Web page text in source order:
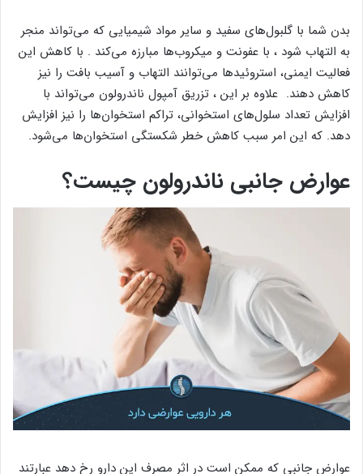
بدن شما با گلبول‌های سفید و سایر مواد شیمیایی که می‌تواند منجر
به التهاب شود ، با عفونت و میکروب‌‌ها مبارزه می‌کند . با کاهش این
فعالیت ایمنی، استروئیدها می‌توانند التهاب و آسیب بافت را نیز
کاهش دهند. علاوه بر این ، تزریق آمپول ناندرولون می‌تواند با
افزایش تعداد سلول‌های استخوانی، تراکم استخوان‌ها را نیز افزایش
دهد. که این امر سبب کاهش خطر شکستگی استخوان‌ها می‌شود.
عوارض جانبی ناندرولون چیست؟
عوارض جانبی که ممکن است در اثر مصرف این دارو رخ دهد عبارتند